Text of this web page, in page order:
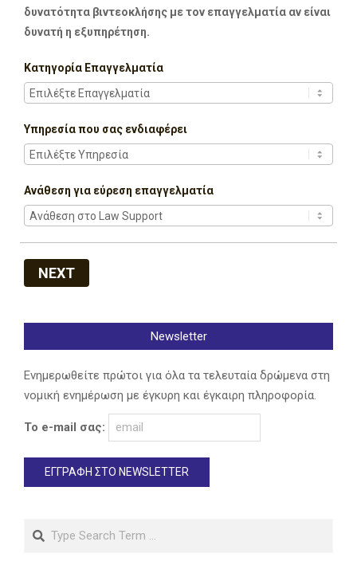
δυνατότητα βιντεοκλήσης με τον επαγγελματία αν είναι
δυνατή η εξυπηρέτηση.
Κατηγορία Επαγγελματία
Υπηρεσία που σας ενδιαφέρει
Ανάθεση για εύρεση επαγγελματία
NEXT
Newsletter
Ενημερωθείτε πρώτοι για όλα τα τελευταία δρώμενα στη
νομική ενημέρωση με έγκυρη και έγκαιρη πληροφορία.
Το e-mail σας:
Search